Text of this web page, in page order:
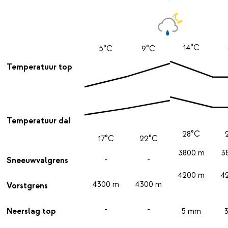
Temperatuur top
Temperatuur dal
Sneeuwvalgrens
Vorstgrens
Neerslag top
5°C
17°C
-
4300 m
-
9°C
22°C
-
4300 m
-
14°C
28°C
3800 m
4200 m
5 mm